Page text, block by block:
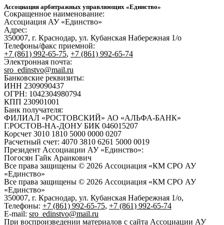
Ассоциация арбитражных управляющих «Единство»
Сокращенное наименование:
Ассоциация АУ «Единство»
Адрес:
350007, г. Краснодар, ул. Кубанская Набережная 1/о
Телефоны/факс приемной:
+7 (861) 992-65-75, +7 (861) 992-65-74
Электронная почта:
sro_edinstvo@mail.ru
Банковские реквизиты:
ИНН 2309090437
ОГРН: 1042304980794
КПП 230901001
Банк получателя:
ФИЛИАЛ «РОСТОВСКИЙ» АО «АЛЬФА-БАНК»
Г.РОСТОВ-НА-ДОНУ БИК 046015207
Корсчет 3010 1810 5000 0000 0207
Расчетный счет: 4070 3810 6261 5000 0019
Президент Ассоциации АУ «Единство»:
Погосян Гайк Араикович
Все права защищены © 2026 Ассоциация «КМ СРО АУ
«Единство»
Все права защищены © 2026 Ассоциация «КМ СРО АУ
«Единство»
350007, г. Краснодар, ул. Кубанская Набережная 1/о,
Телефоны: +7 (861) 992-65-75, +7 (861) 992-65-74
E-mail: sro_edinstvo@mail.ru
При воспроизведении материалов с сайта Ассоциации АУ